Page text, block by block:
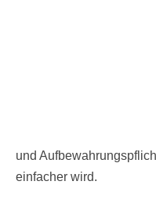
und
einfacher wird.